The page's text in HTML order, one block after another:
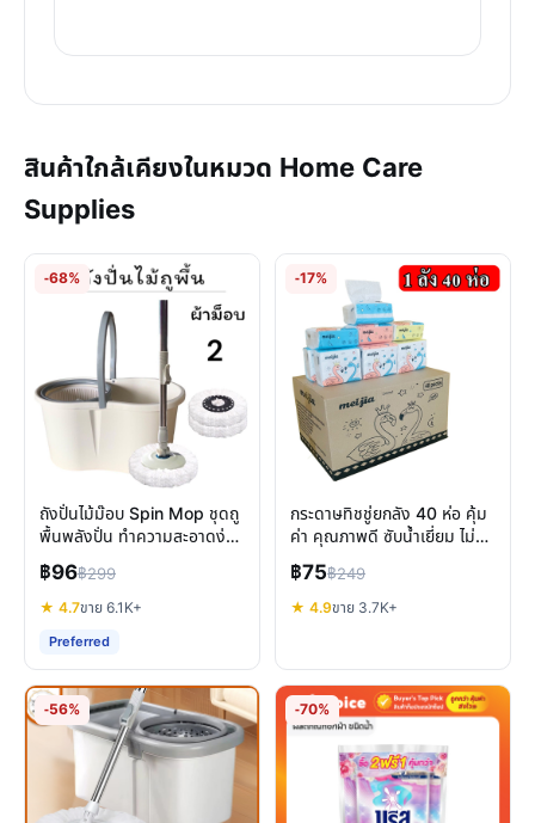
สินค้าใกล้เคียงในหมวด Home Care
Supplies
-68%
ถังปั่นไม้ม๊อบ Spin Mop ชุดถู
พื้นพลังปั่น ทำความสะอาดง่าย
เบาแรง ไม่ต้องบิดมือ
฿96฿299
★ 4.7ขาย 6.1K+
Preferred
-17%
กระดาษทิชชู่ยกลัง 40 ห่อ คุ้ม
ค่า คุณภาพดี ซับน้ำเยี่ยม ไม่
เป็นขุย
฿75฿249
★ 4.9ขาย 3.7K+
-56% -70%